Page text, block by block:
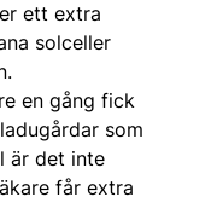
ett extra
solceller
en gång fick
som
är det inte
får extra